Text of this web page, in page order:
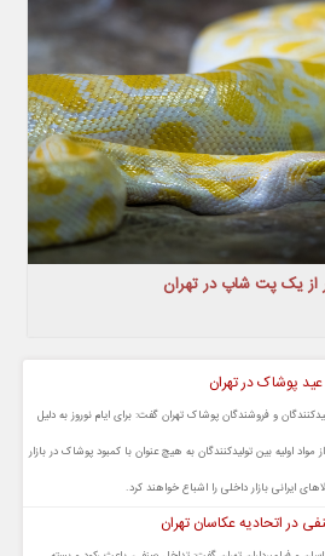
یک پت شاپ در تهران
پوشاک در تهران
و فروشندگان پوشاک تهران گفت: برای ایام نوروز به دلیل
اولیه بین تولیدکنندگان به هیچ عنوان با کمبود پوشاک در بازار
ایرانی بازار داخلی را اشباع خواهند کرد.
در اتحادیه عکاسان تهران